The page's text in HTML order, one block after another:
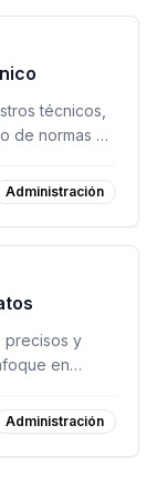
técnicos,
de normas de
Administración
precisos y
en
Administración